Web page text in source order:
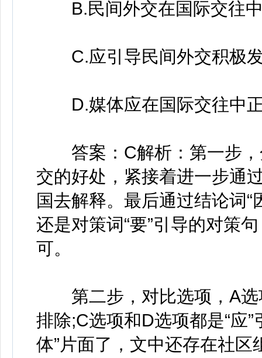
B.民间外交在国际交往
C.应引导民间外交积极
D.媒体应在国际交往中
答案：C解析：第一步，
交的好处，紧接着进一步通
国去解释。最后通过结论词“
还是对策词“要”引导的对策
可。
第二步，对比选项，A选
排除;C选项和D选项都是“应
体”片面了，文中还存在社